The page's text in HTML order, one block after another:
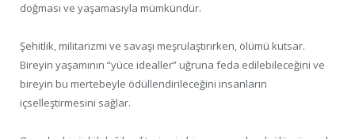
doğması ve yaşamasıyla mümkündür.
Şehitlik, militarizmi ve savaşı meşrulaştırırken, ölümü kutsar.
Bireyin yaşamının “yüce idealler” uğruna feda edilebileceğini ve
bireyin bu mertebeyle ödüllendirileceğini insanların
içselleştirmesini sağlar.